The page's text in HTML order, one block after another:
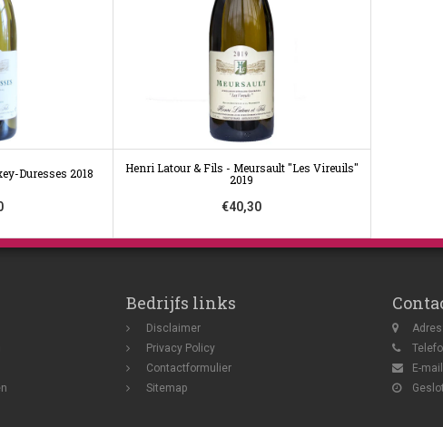
Duresses 2018
Henri Latour & Fils - Meursault "Les Vireuils"
2019
€40,30
Bedrijfs links
Disclaimer
Privacy Policy
Contactformulier
Sitemap
E-